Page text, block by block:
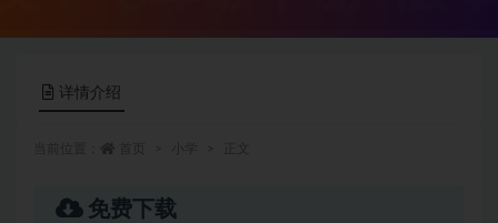
详情介绍
免费下载